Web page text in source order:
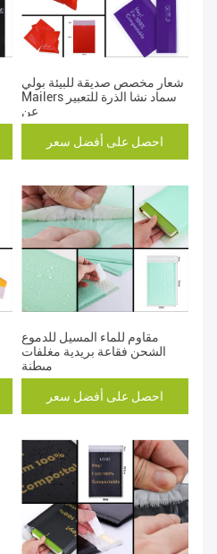
شعار مخصص صديقة للبيئة بولي
Mailers سماد نشا الذرة للتعبير
عن
احصل على أفضل سعر
مقاوم للماء المسيل للدموع
الشحن فقاعة بريدية مغلفات
مبطنة
احصل على أفضل سعر